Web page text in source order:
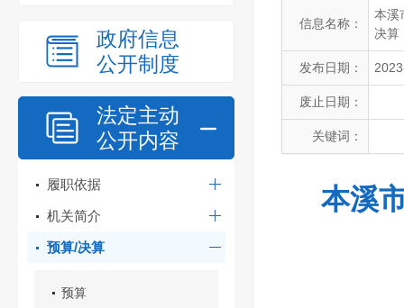
政府信息
公开制度
法定主动
公开内容
履职依据
机关简介
预算/决算
预算
信息名称：
本溪
决算
发布日期：
废止日期：
关键词：
本溪